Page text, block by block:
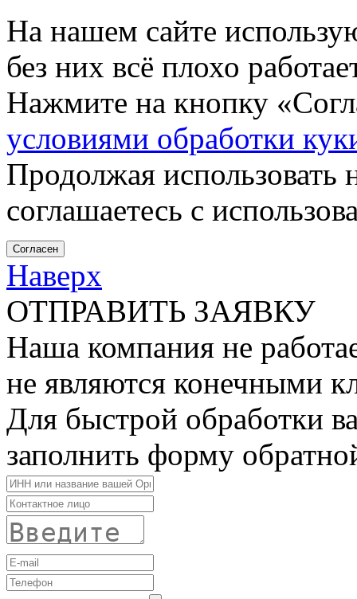
На нашем сайте
без них всё плохо
Нажмите на кнопку
условиями обработки
Продолжая использовать
соглашаетесь с
Согласен
Наверх
ОТПРАВИТЬ ЗАЯВКУ
Наша компания не
не являются конечными
Для быстрой обработки
заполнить форму